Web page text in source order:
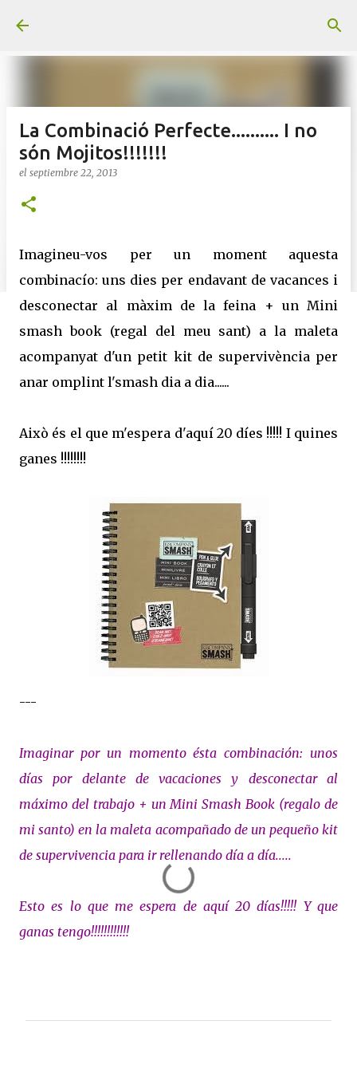
La Combinació Perfecte.......... I no
són Mojitos!!!!!!!
el septiembre 22, 2013
Imagineu-vos per un moment aquesta
combinacío: uns dies per endavant de vacances i
desconectar al màxim de la feina + un Mini
smash book (regal del meu sant) a la maleta
acompanyat d'un petit kit de supervivència per
anar omplint l'smash dia a dia......
Això és el que m'espera d'aquí 20 díes !!!!! I quines
ganes !!!!!!!!
---
Imaginar por un momento ésta combinación: unos
días por delante de vacaciones y desconectar al
máximo del trabajo + un Mini Smash Book (regalo de
mi santo) en la maleta acompañado de un pequeño kit
de supervivencia para ir rellenando día a día.....
Esto es lo que me espera de aquí 20 días!!!!! Y que
ganas tengo!!!!!!!!!!!!